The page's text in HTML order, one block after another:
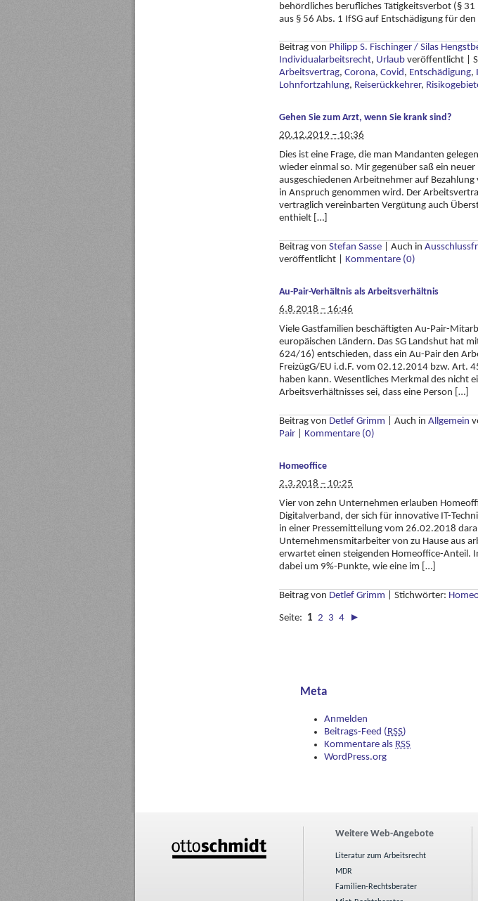
behördliches berufliches Tätigkeitsverbot (§
aus § 56 Abs. 1 IfSG auf Entschädigung für
Beitrag von Philipp S. Fischinger / Silas
Individualarbeitsrecht, Urlaub veröffentlicht
Arbeitsvertrag, Corona, Covid, Entschädigung,
Lohnfortzahlung, Reiserückkehrer,
Gehen Sie zum Arzt, wenn Sie krank sind?
20.12.2019 – 10:36
Dies ist eine Frage, die man Mandanten
wieder einmal so. Mir gegenüber saß ein
ausgeschiedenen Arbeitnehmer auf
in Anspruch genommen wird. Der
vertraglich vereinbarten Vergütung auch
enthielt […]
Beitrag von Stefan Sasse Auch in
veröffentlicht
Kommentare (0)
Au-Pair-Verhältnis als Arbeitsverhältnis
6.8.2018 – 16:46
Viele Gastfamilien beschäftigten Au-Pair-
europäischen Ländern. Das SG Landshut hat
624/16) entschieden, dass ein Au-Pair den
FreizügG/EU i.d.F. vom 02.12.2014 bzw. Art.
haben kann. Wesentliches Merkmal des nicht
Arbeitsverhältnisses sei, dass eine Person […]
Beitrag von Detlef Grimm Auch in Allgemein
Pair
Kommentare (0)
Homeoffice
2.3.2018 – 10:25
Vier von zehn Unternehmen erlauben
Digitalverband, der sich für innovative IT-
in einer Pressemitteilung vom 26.02.2018
Unternehmensmitarbeiter von zu Hause aus
erwartet einen steigenden Homeoffice-Anteil.
dabei um 9%-Punkte, wie eine im […]
Beitrag von Detlef Grimm Stichwörter:
Seite: 1 2 3 4 ►
Meta
Anmelden
Beitrags-Feed (RSS)
Kommentare als RSS
WordPress.org
Weitere Web-Angebote
Literatur zum Arbeitsrecht
MDR
Familien-Rechtsberater